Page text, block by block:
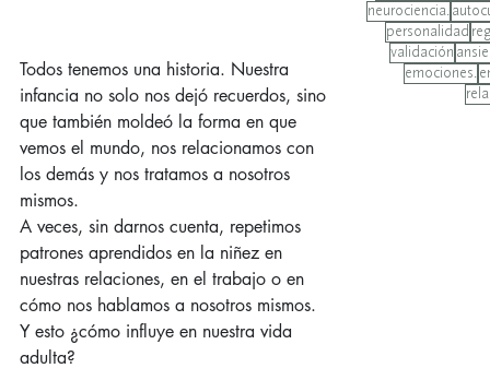
Todos tenemos una historia. Nuestra
infancia no solo nos dejó recuerdos, sino
que también moldeó la forma en que
vemos el mundo, nos relacionamos con
los demás y nos tratamos a nosotros
mismos.
A veces, sin darnos cuenta, repetimos
patrones aprendidos en la niñez en
nuestras relaciones, en el trabajo o en
cómo nos hablamos a nosotros mismos.
Y esto ¿cómo influye en nuestra vida
adulta?
neurociencia.
personalidad
validación
emociones.